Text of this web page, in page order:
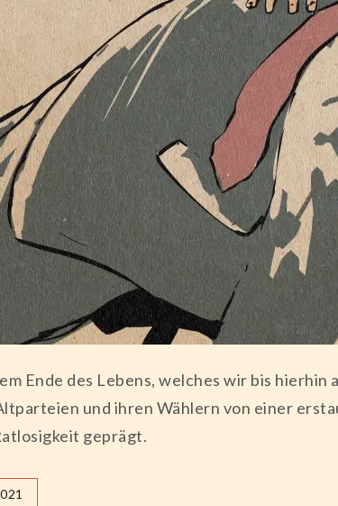
Ende des Lebens, welches wir bis
und ihren Wählern von einer
geprägt.